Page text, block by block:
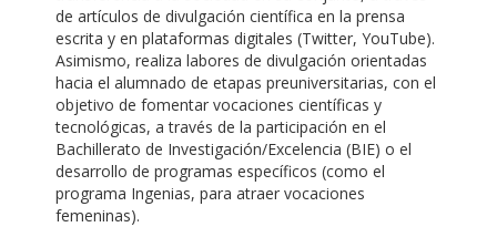
de artículos de divulgación científica en la prensa
escrita y en plataformas digitales (Twitter, YouTube).
Asimismo, realiza labores de divulgación orientadas
hacia el alumnado de etapas preuniversitarias, con el
objetivo de fomentar vocaciones científicas y
tecnológicas, a través de la participación en el
Bachillerato de Investigación/Excelencia (BIE) o el
desarrollo de programas específicos (como el
programa Ingenias, para atraer vocaciones
femeninas).